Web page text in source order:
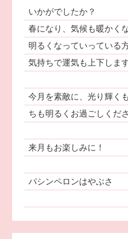
いかがでしたか？
春になり、気候も暖かく
明るくなっていっている
気持ちで運気も上下します
今月を素敵に、光り輝く
ちも明るくお過ごしくだ
来月もお楽しみに！
パシンペロンはやぶさ